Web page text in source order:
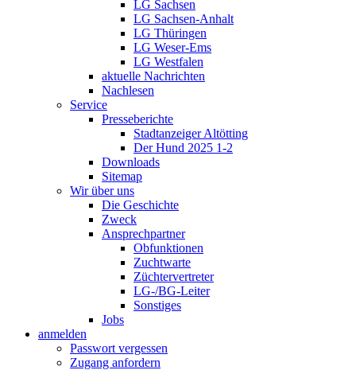
LG Sachsen
LG Sachsen-Anhalt
LG Thüringen
LG Weser-Ems
LG Westfalen
aktuelle Nachrichten
Nachlesen
Service
Presseberichte
Stadtanzeiger Altötting
Der Hund 2025 1-2
Downloads
Sitemap
Wir über uns
Die Geschichte
Zweck
Ansprechpartner
Obfunktionen
Zuchtwarte
Züchtervertreter
LG-/BG-Leiter
Sonstiges
Jobs
anmelden
Passwort vergessen
Zugang anfordern